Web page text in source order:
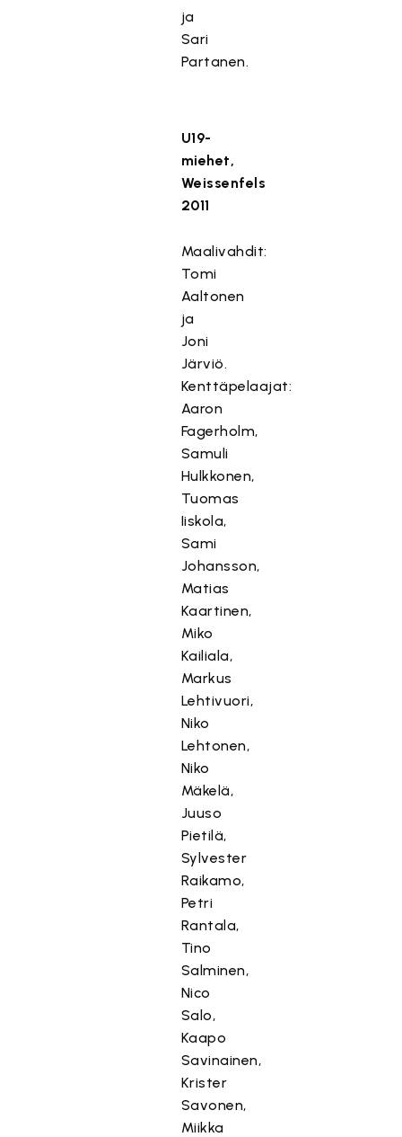
ja
Sari
Partanen.
U19-
miehet,
Weissenfels
2011
Maalivahdit:
Tomi
Aaltonen
ja
Joni
Järviö.
Kenttäpelaajat:
Aaron
Fagerholm,
Samuli
Hulkkonen,
Tuomas
Iiskola,
Sami
Johansson,
Matias
Kaartinen,
Miko
Kailiala,
Markus
Lehtivuori,
Niko
Lehtonen,
Niko
Mäkelä,
Juuso
Pietilä,
Sylvester
Raikamo,
Petri
Rantala,
Tino
Salminen,
Nico
Salo,
Kaapo
Savinainen,
Krister
Savonen,
Miikka